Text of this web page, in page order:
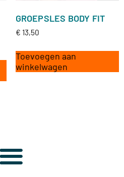
GROEPSLES BODY FIT
€ 13,50
Toevoegen aan
winkelwagen